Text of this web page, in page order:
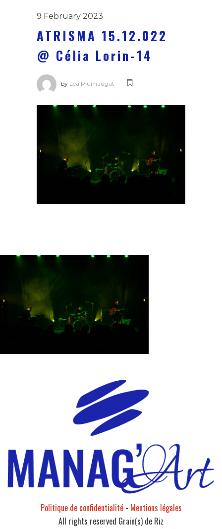
9 February 2023
ATRISMA 15.12.022
@ Célia Lorin-14
by Léa Plumaugat
Politique de confidentialité- Mentions légales
All rights reserved Grain(s) de Riz